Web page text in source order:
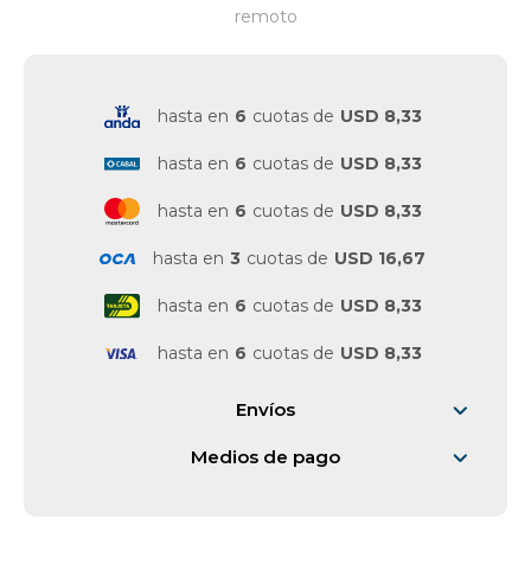
remoto
hasta en 6 cuotas de USD 8,33
hasta en 6 cuotas de USD 8,33
hasta en 6 cuotas de USD 8,33
hasta en 3 cuotas de USD 16,67
hasta en 6 cuotas de USD 8,33
hasta en 6 cuotas de USD 8,33
Envíos
Medios de pago
Ferretería
Vestimenta y calzado